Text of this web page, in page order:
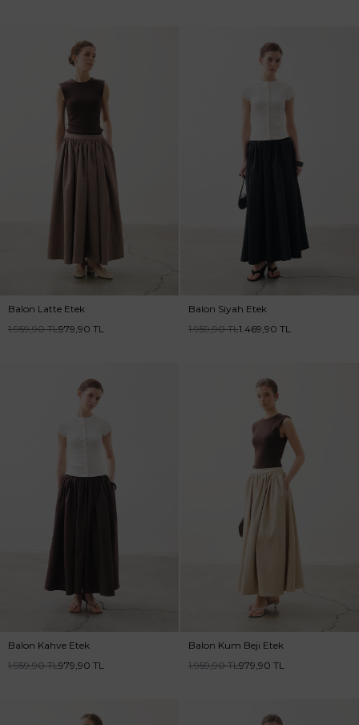
Balon Latte Etek
1.959,90TL979,90 TL
Balon Siyah Etek
1.959,90TL1.469,90 TL
Balon Kahve Etek
1.959,90TL979,90 TL
Balon Kum Beji Etek
1.959,90TL979,90 TL